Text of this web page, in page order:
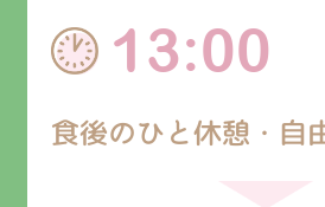
13:00
食後のひと休憩・自